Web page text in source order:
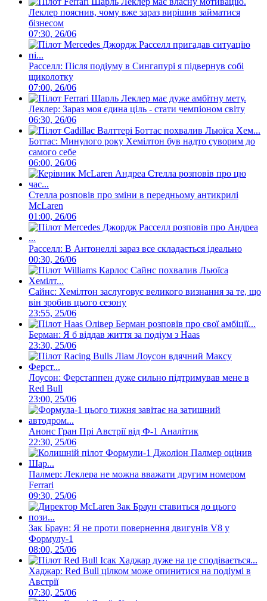
Леклер пояснив, чому вже зараз вирішив займатися
бізнесом
07:30, 26/06
Расселл: Після подіуму в Сингапурі я підвернув собі
щиколотку
07:00, 26/06
Леклер: Зараз моя єдина ціль - стати чемпіоном світу
06:30, 26/06
Боттас: Минулого року Хемілтон був надто суворим до
самого себе
06:00, 26/06
Стелла розповів про зміни в передньому антикрилі
McLaren
01:00, 26/06
Расселл: В Антонеллі зараз все складається ідеально
00:30, 26/06
Сайнс: Хемілтон заслуговує великого визнання за те, що
він зробив цього сезону
23:55, 25/06
Берман: Я б віддав життя за подіум з Haas
23:30, 25/06
Лоусон: Ферстаппен дуже сильно підтримував мене в
Red Bull
23:00, 25/06
Анонс Гран Прі Австрії від Ф-1 Аналітик
22:30, 25/06
Палмер: Леклера не можна вважати другим номером
Ferrari
09:30, 25/06
Зак Браун: Я не проти повернення двигунів V8 у
Формулу-1
08:00, 25/06
Хаджар: Red Bull цілком може опинитися на подіумі в
Австрії
07:30, 25/06